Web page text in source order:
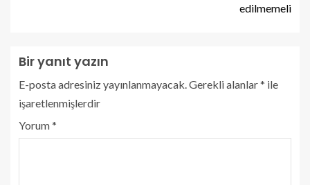
edilmemeli
Bir yanıt yazın
E-posta adresiniz yayınlanmayacak.Gerekli alanlar* ile
işaretlenmişlerdir
Yorum*